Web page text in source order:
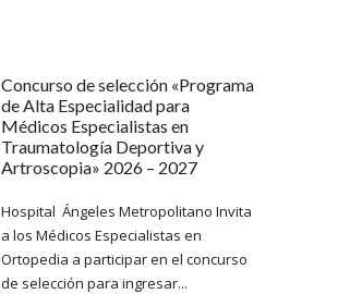
Concurso de selección «Programa
de Alta Especialidad para
Médicos Especialistas en
Traumatología Deportiva y
Artroscopia» 2026 – 2027
Hospital Ángeles Metropolitano Invita
a los Médicos Especialistas en
Ortopedia a participar en el concurso
de selección para ingresar...